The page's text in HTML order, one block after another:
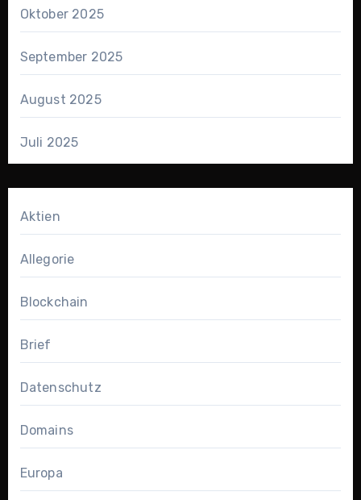
Oktober 2025
September 2025
August 2025
Juli 2025
Aktien
Allegorie
Blockchain
Brief
Datenschutz
Domains
Europa